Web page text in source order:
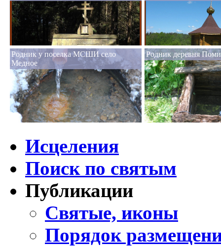
Родник у поселка МСШИ село
Медное
Родник деревня
Исцеления
Поиск по святым
Публикации
Святые, иконы
Порядок